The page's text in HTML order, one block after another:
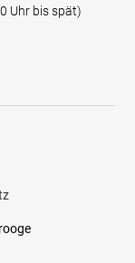
Uhr bis spät)